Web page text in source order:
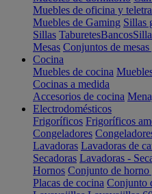
Muebles de oficina y
Muebles de Gaming Sillas
Sillas TaburetesBancos
Mesas Conjuntos de
Cocina
Muebles de cocina
Cocinas a medida
Accesorios de cocina
Electrodomésticos
Frigoríficos Frigoríficos
Congeladores
Lavadoras Lavadoras de
Secadoras Lavadoras -
Hornos Conjunto de horno
Placas de cocina Conjunto